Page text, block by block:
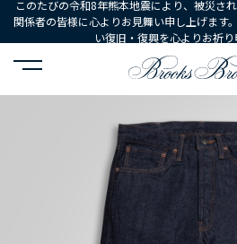
このたびの令和8年熊本地震により、被災さ
関係者の皆様に心よりお見舞い申し上げます
い復旧・復興を心よりお祈り
HOME ウェア ボトムス